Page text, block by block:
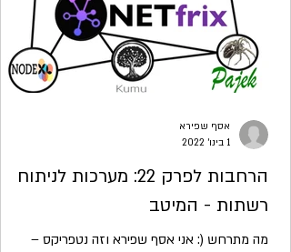
הרחבות לפרק 22: מערכות לניתוח
רשתות - המיטב
מה מתרחש (: אני אסף שפירא וזה נטפריקס –
אסף שפירא
1 בינו׳ 2022